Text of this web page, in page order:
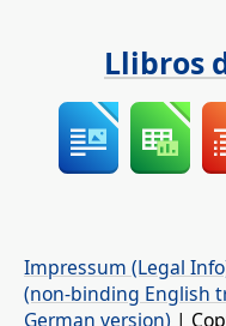
Llibros
Impressum (Legal
(non-binding English
German version) |